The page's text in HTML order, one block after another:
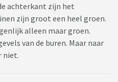
achterkant zijn het
zijn groot een heel groen.
alleen maar groen.
van de buren. Maar naar
niet.